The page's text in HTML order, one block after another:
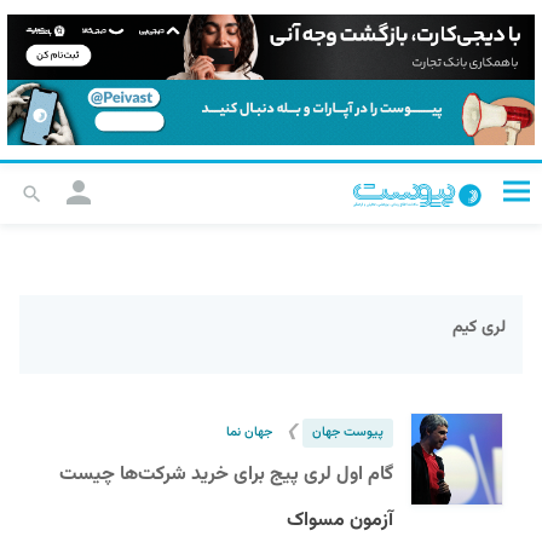
لری کیم
پیوست جهان ❯ جهان نما
گام اول لری پیج برای خرید شرکت‌ها چیست
آزمون مسواک